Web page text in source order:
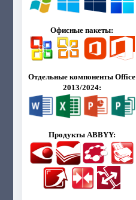
Офисные пакеты:
Отдельные компоненты Office
2013/2024:
Продукты ABBYY: